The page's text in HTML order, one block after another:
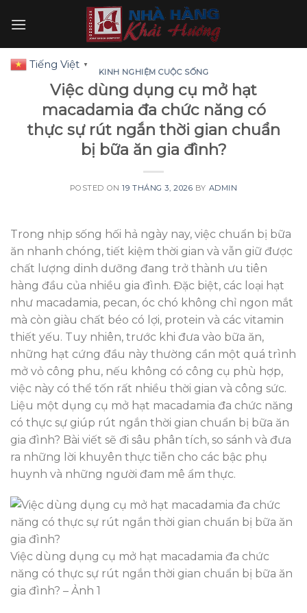
KINH NGHIỆM CUỘC SỐNG
Việc dùng dụng cụ mở hạt
macadamia đa chức năng có
thực sự rút ngắn thời gian chuẩn
bị bữa ăn gia đình?
POSTED ON19 THÁNG 3, 2026 BY ADMIN
Trong nhịp sống hối hả ngày nay, việc chuẩn bị bữa
ăn nhanh chóng, tiết kiệm thời gian và vẫn giữ được
chất lượng dinh dưỡng đang trở thành ưu tiên
hàng đầu của nhiều gia đình. Đặc biệt, các loại hạt
như macadamia, pecan, óc chó không chỉ ngon mắt
mà còn giàu chất béo có lợi, protein và các vitamin
thiết yếu. Tuy nhiên, trước khi đưa vào bữa ăn,
những hạt cứng đầu này thường cần một quá trình
mở vỏ công phu, nếu không có công cụ phù hợp,
việc này có thể tốn rất nhiều thời gian và công sức.
Liệu một dụng cụ mở hạt macadamia đa chức năng
có thực sự giúp rút ngắn thời gian chuẩn bị bữa ăn
gia đình? Bài viết sẽ đi sâu phân tích, so sánh và đưa
ra những lời khuyên thực tiễn cho các bậc phụ
huynh và những người đam mê ẩm thực.
Việc dùng dụng cụ mở hạt macadamia đa chức
năng có thực sự rút ngắn thời gian chuẩn bị bữa ăn
gia đình? – Ảnh 1
Tiếng Việt ▼